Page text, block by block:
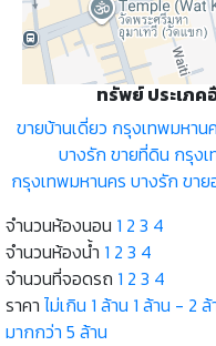
ทรัพย์ ประเภค
ขายบ้านเดี่ยว กรุงเทพมหาน
บางรัก ขายที่ดิน กรุง
กรุงเทพมหานคร บางรัก ขา
จำนวนห้องนอน 1 2 3 4
จำนวนห้องน้ำ 1 2 3 4
จำนวนที่จอดรถ 1 2 3 4
ราคา ไม่เกิน 1 ล้าน 1 ล้าน - 2 ล้
มากกว่า 5 ล้าน